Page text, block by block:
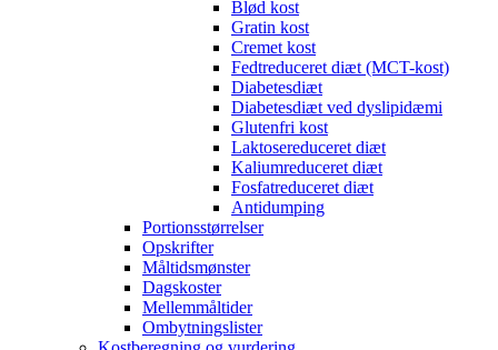
Blød kost
Gratin kost
Cremet kost
Fedtreduceret diæt (MCT-kost)
Diabetesdiæt
Diabetesdiæt ved dyslipidæmi
Glutenfri kost
Laktosereduceret diæt
Kaliumreduceret diæt
Fosfatreduceret diæt
Antidumping
Portionsstørrelser
Opskrifter
Måltidsmønster
Dagskoster
Mellemmåltider
Ombytningslister